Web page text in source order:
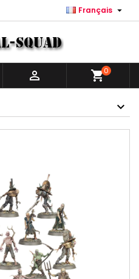
Français 
 shopping_cart0